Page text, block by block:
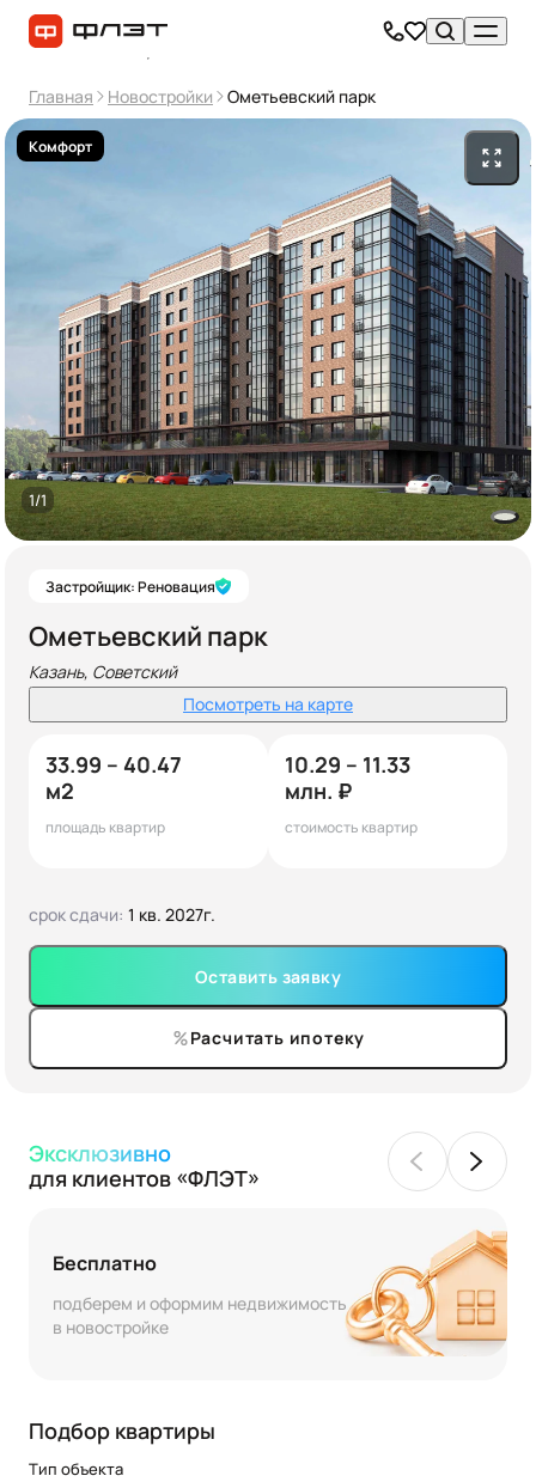
Главная Новостройки Ометьевский парк
Комфорт
1/1
Застройщик: Реновация
Ометьевский парк
Казань, Советский
Посмотреть на карте
33.99 – 40.47
м2
площадь квартир
10.29 – 11.33
млн. ₽
стоимость квартир
срок сдачи: 1 кв. 2027г.
Оставить заявку
Расчитать ипотеку
Эксклюзивно
для клиентов «ФЛЭТ»
Бесплатно
подберем и оформим недвижимость
в новостройке
Подбор квартиры
Тип объекта